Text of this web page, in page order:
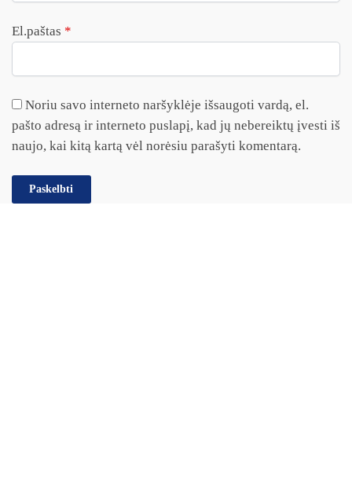
El.paštas *
Noriu savo interneto naršyklėje išsaugoti vardą, el.
pašto adresą ir interneto puslapį, kad jų nebereiktų įvesti iš
naujo, kai kitą kartą vėl norėsiu parašyti komentarą.